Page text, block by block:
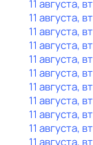
11 августа, вт
11 августа, вт
11 августа, вт
11 августа, вт
11 августа, вт
11 августа, вт
11 августа, вт
11 августа, вт
11 августа, вт
11 августа, вт
11 августа, вт